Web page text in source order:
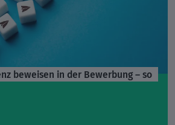
beweisen in der Bewerbung – so